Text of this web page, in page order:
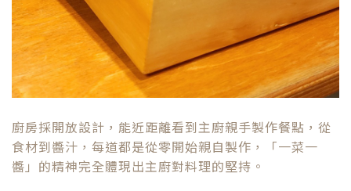
廚房採開放設計，能近距離看到主廚親手製作餐點，從
食材到醬汁，每道都是從零開始親自製作，「一菜一
醬」的精神完全體現出主廚對料理的堅持。